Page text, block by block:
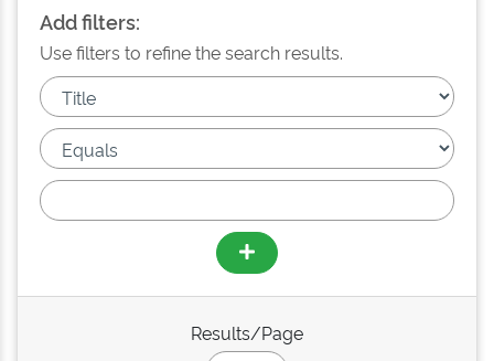
Add filters:
Use filters to refine the search results.
Results/Page